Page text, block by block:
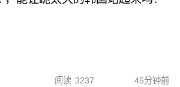
阅读 3237 45分钟前